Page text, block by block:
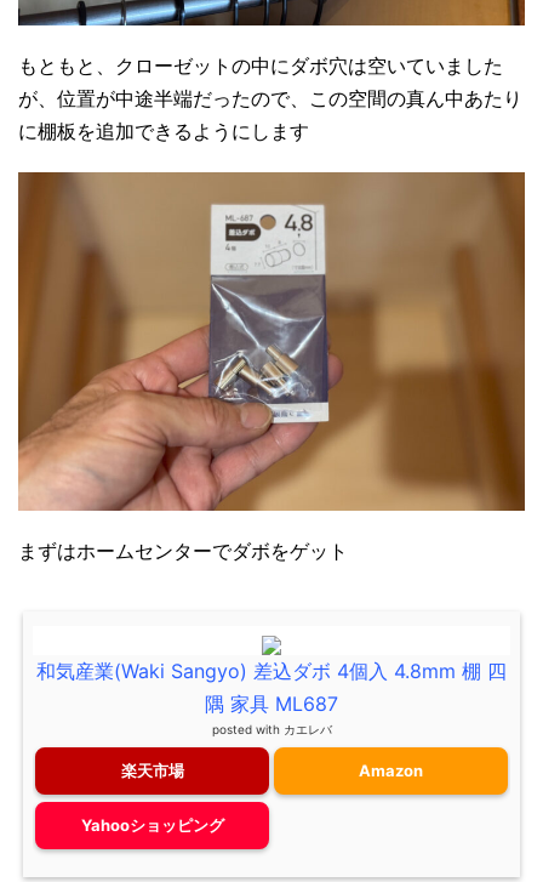
もともと、クローゼットの中にダボ穴は空いていました
が、位置が中途半端だったので、この空間の真ん中あたり
に棚板を追加できるようにします
まずはホームセンターでダボをゲット
和気産業(Waki Sangyo) 差込ダボ 4個入 4.8mm 棚 四
隅 家具 ML687
posted with カエレバ
楽天市場 Amazon
Yahooショッピング